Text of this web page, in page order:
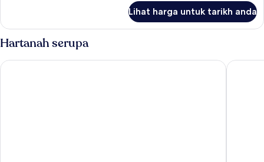
QURD
RIVER
ROOM
Lihat harga untuk tarikh anda
Hartanah serupa
Hotel M Felice Anook